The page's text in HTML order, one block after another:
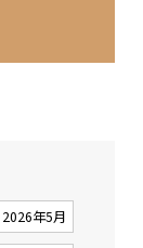
2026年5月